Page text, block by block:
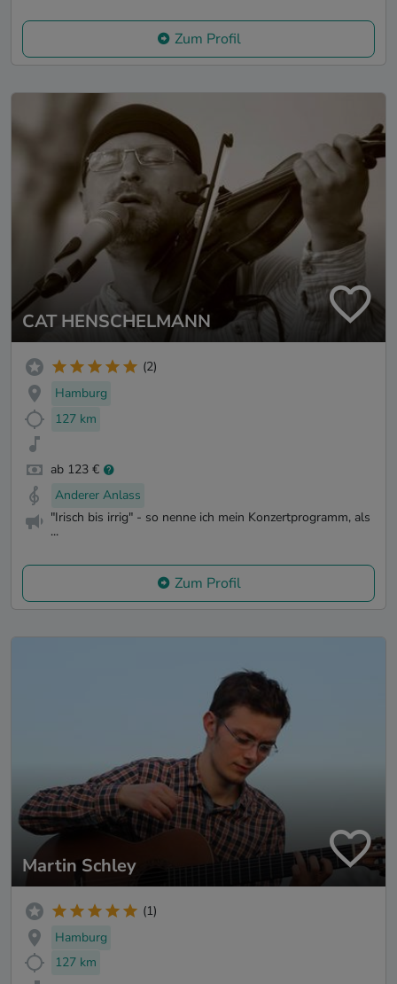
Zum Profil
CAT HENSCHELMANN
(2)
Hamburg
127 km
ab 123 €
Anderer Anlass
"Irisch bis irrig" - so nenne ich mein Konzertprogramm, als
...
Zum Profil
Martin Schley
(1)
Hamburg
127 km